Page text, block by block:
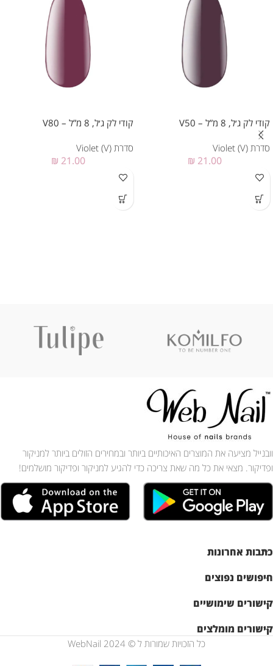
קודי לק ג׳ל, 8 מ”ל – V50
סדרת Violet (V)
₪ 21.00
קודי לק ג׳ל, 8 מ”ל – V80
סדרת Violet (V)
₪ 21.00
וובנייל מציעה את המוצרים האיכותיים ביותר ובמחירים הזולים ביותר למניקור
ופדיקור. מצאי את כל מה שאת צריכה כדי להגיע למניקור ופדיקור מושלמים!
כתבות אחרונות
חיפושים נפוצים
קישורים שימושיים
קישורים מומלצים
כל הזכויות שמורות ל © WebNail 2024